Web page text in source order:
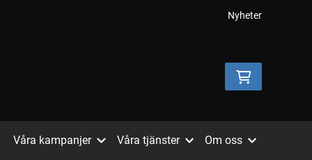
Nyheter
Våra kampanjer Våra tjänster Om oss